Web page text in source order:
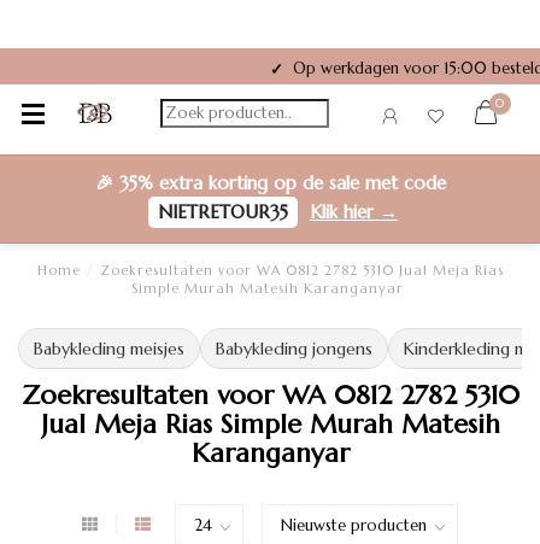
✓ Op werkdagen voor 15:00
0
🎉 35% extra kortingop de sale met code
NIETRETOUR35
Klik hier →
Home
Zoekresultaten voor WA 0812 2782 5310 Jual Meja Rias
Simple Murah Matesih Karanganyar
Babykleding meisjes Babykleding jongens Kinderkleding
Zoekresultaten voor WA 0812 2782 5310
Jual Meja Rias Simple Murah Matesih
Karanganyar